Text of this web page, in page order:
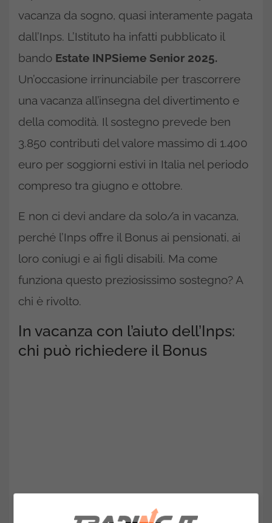
vacanza da sogno, quasi interamente pagata
dall’Inps. L’Istituto ha infatti pubblicato il
bando Estate INPSieme Senior 2025.
Un’occasione irrinunciabile per trascorrere
una vacanza all’insegna del divertimento e
della comodità. Il sostegno prevede ben
3.850 contributi del valore massimo di 1.400
euro per soggiorni estivi in Italia nel periodo
compreso tra giugno e ottobre.
E non ci devi andare da solo/a in vacanza,
perché l’Inps offre il Bonus ai pensionati, ai
loro coniugi e ai figli disabili. Ma come
funziona questo preziosissimo sostegno? A
chi è rivolto.
In vacanza con l’aiuto dell’Inps:
chi può richiedere il Bonus